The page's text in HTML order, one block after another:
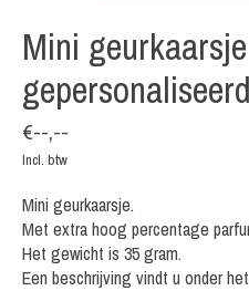
Mini geurkaarsje
gepersonaliseerd
€--,--
Incl. btw
Mini geurkaarsje.
Met extra hoog percentage
Het gewicht is 35 gram.
Een beschrijving vindt u onder